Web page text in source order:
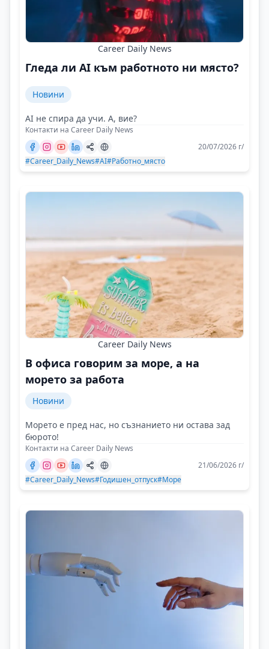
Career Daily News
Гледа ли AI към работното ни място?
Новини
AI не спира да учи. А, вие?
Контакти на Career Daily News
20/07/2026 г/
#Career_Daily_News#AI#Работно_място
Career Daily News
В офиса говорим за море, а на
морето за работа
Новини
Морето е пред нас, но съзнанието ни остава зад
бюрото!
Контакти на Career Daily News
21/06/2026 г/
#Career_Daily_News#Годишен_отпуск#Море